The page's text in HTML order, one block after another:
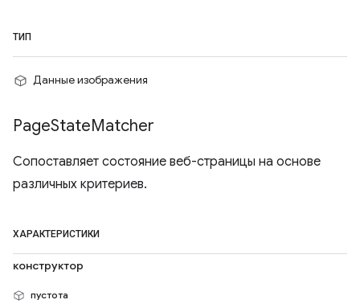
ТИП
Данные изображения
PageStateMatcher
Сопоставляет состояние веб-страницы на основе
различных критериев.
ХАРАКТЕРИСТИКИ
конструктор
пустота